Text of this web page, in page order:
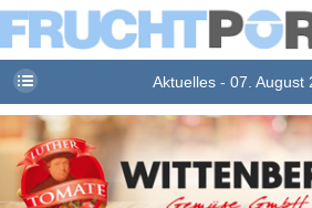
Aktuelles - 07. August